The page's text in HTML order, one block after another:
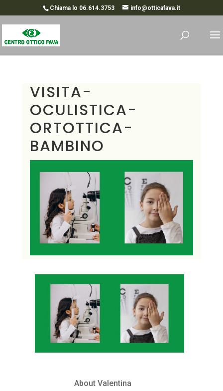
Chiama lo 06.614.3753 info@otticafava.it
VISITA-
OCULISTICA-
ORTOTTICA-
BAMBINO
About Valentina